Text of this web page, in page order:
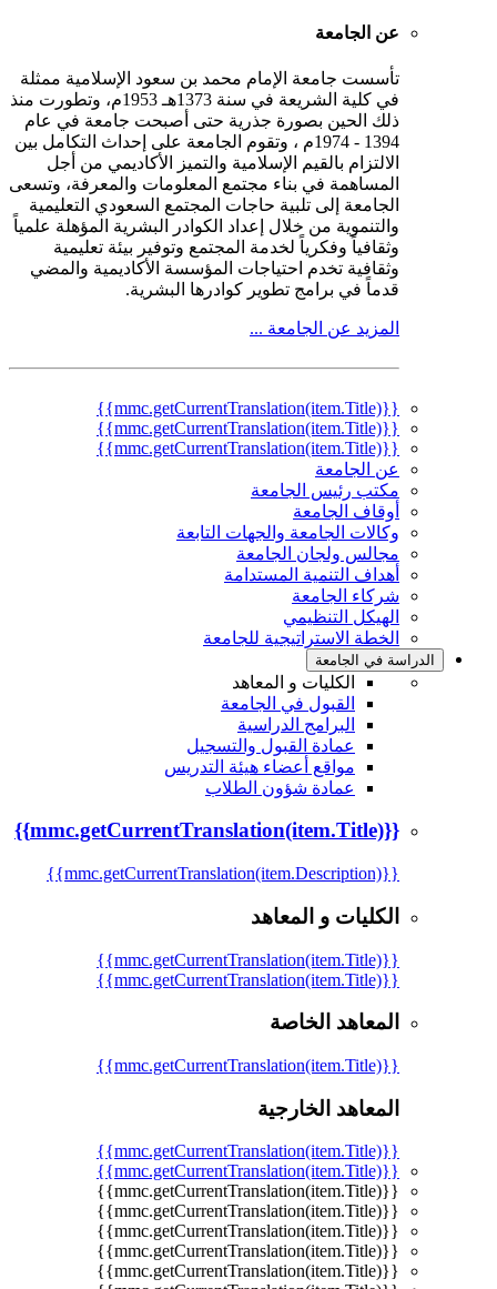
عن الجامعة
تأسست جامعة الإمام محمد بن سعود الإسلامية ممثلة
في كلية الشريعة في سنة 1373هـ 1953م، وتطورت منذ
ذلك الحين بصورة جذرية حتى أصبحت جامعة في عام
1394 - 1974م ، وتقوم الجامعة على إحداث التكامل بين
الالتزام بالقيم الإسلامية والتميز الأكاديمي من أجل
المساهمة في بناء مجتمع المعلومات والمعرفة، وتسعى
الجامعة إلى تلبية حاجات المجتمع السعودي التعليمية
والتنموية من خلال إعداد الكوادر البشرية المؤهلة علمياً
وثقافياً وفكرياً لخدمة المجتمع وتوفير بيئة تعليمية
وثقافية تخدم احتياجات المؤسسة الأكاديمية والمضي
قدماً في برامج تطوير كوادرها البشرية.
المزيد عن الجامعة ...
{{mmc.getCurrentTranslation(item.Title)}}
{{mmc.getCurrentTranslation(item.Title)}}
{{mmc.getCurrentTranslation(item.Title)}}
عن الجامعة
مكتب رئيس الجامعة
أوقاف الجامعة
وكالات الجامعة والجهات التابعة
مجالس ولجان الجامعة
أهداف التنمية المستدامة
شركاء الجامعة
الهيكل التنظيمي
الخطة الاستراتيجية للجامعة
الدراسة في الجامعة
الكليات و المعاهد
القبول في الجامعة
البرامج الدراسية
عمادة القبول والتسجيل
مواقع أعضاء هيئة التدريس
عمادة شؤون الطلاب
{{mmc.getCurrentTranslation(item.Title)}}
{{mmc.getCurrentTranslation(item.Description)}}
الكليات و المعاهد
{{mmc.getCurrentTranslation(item.Title)}}
{{mmc.getCurrentTranslation(item.Title)}}
المعاهد الخاصة
{{mmc.getCurrentTranslation(item.Title)}}
المعاهد الخارجية
{{mmc.getCurrentTranslation(item.Title)}}
{{mmc.getCurrentTranslation(item.Title)}}
{{mmc.getCurrentTranslation(item.Title)}}
{{mmc.getCurrentTranslation(item.Title)}}
{{mmc.getCurrentTranslation(item.Title)}}
{{mmc.getCurrentTranslation(item.Title)}}
{{mmc.getCurrentTranslation(item.Title)}}